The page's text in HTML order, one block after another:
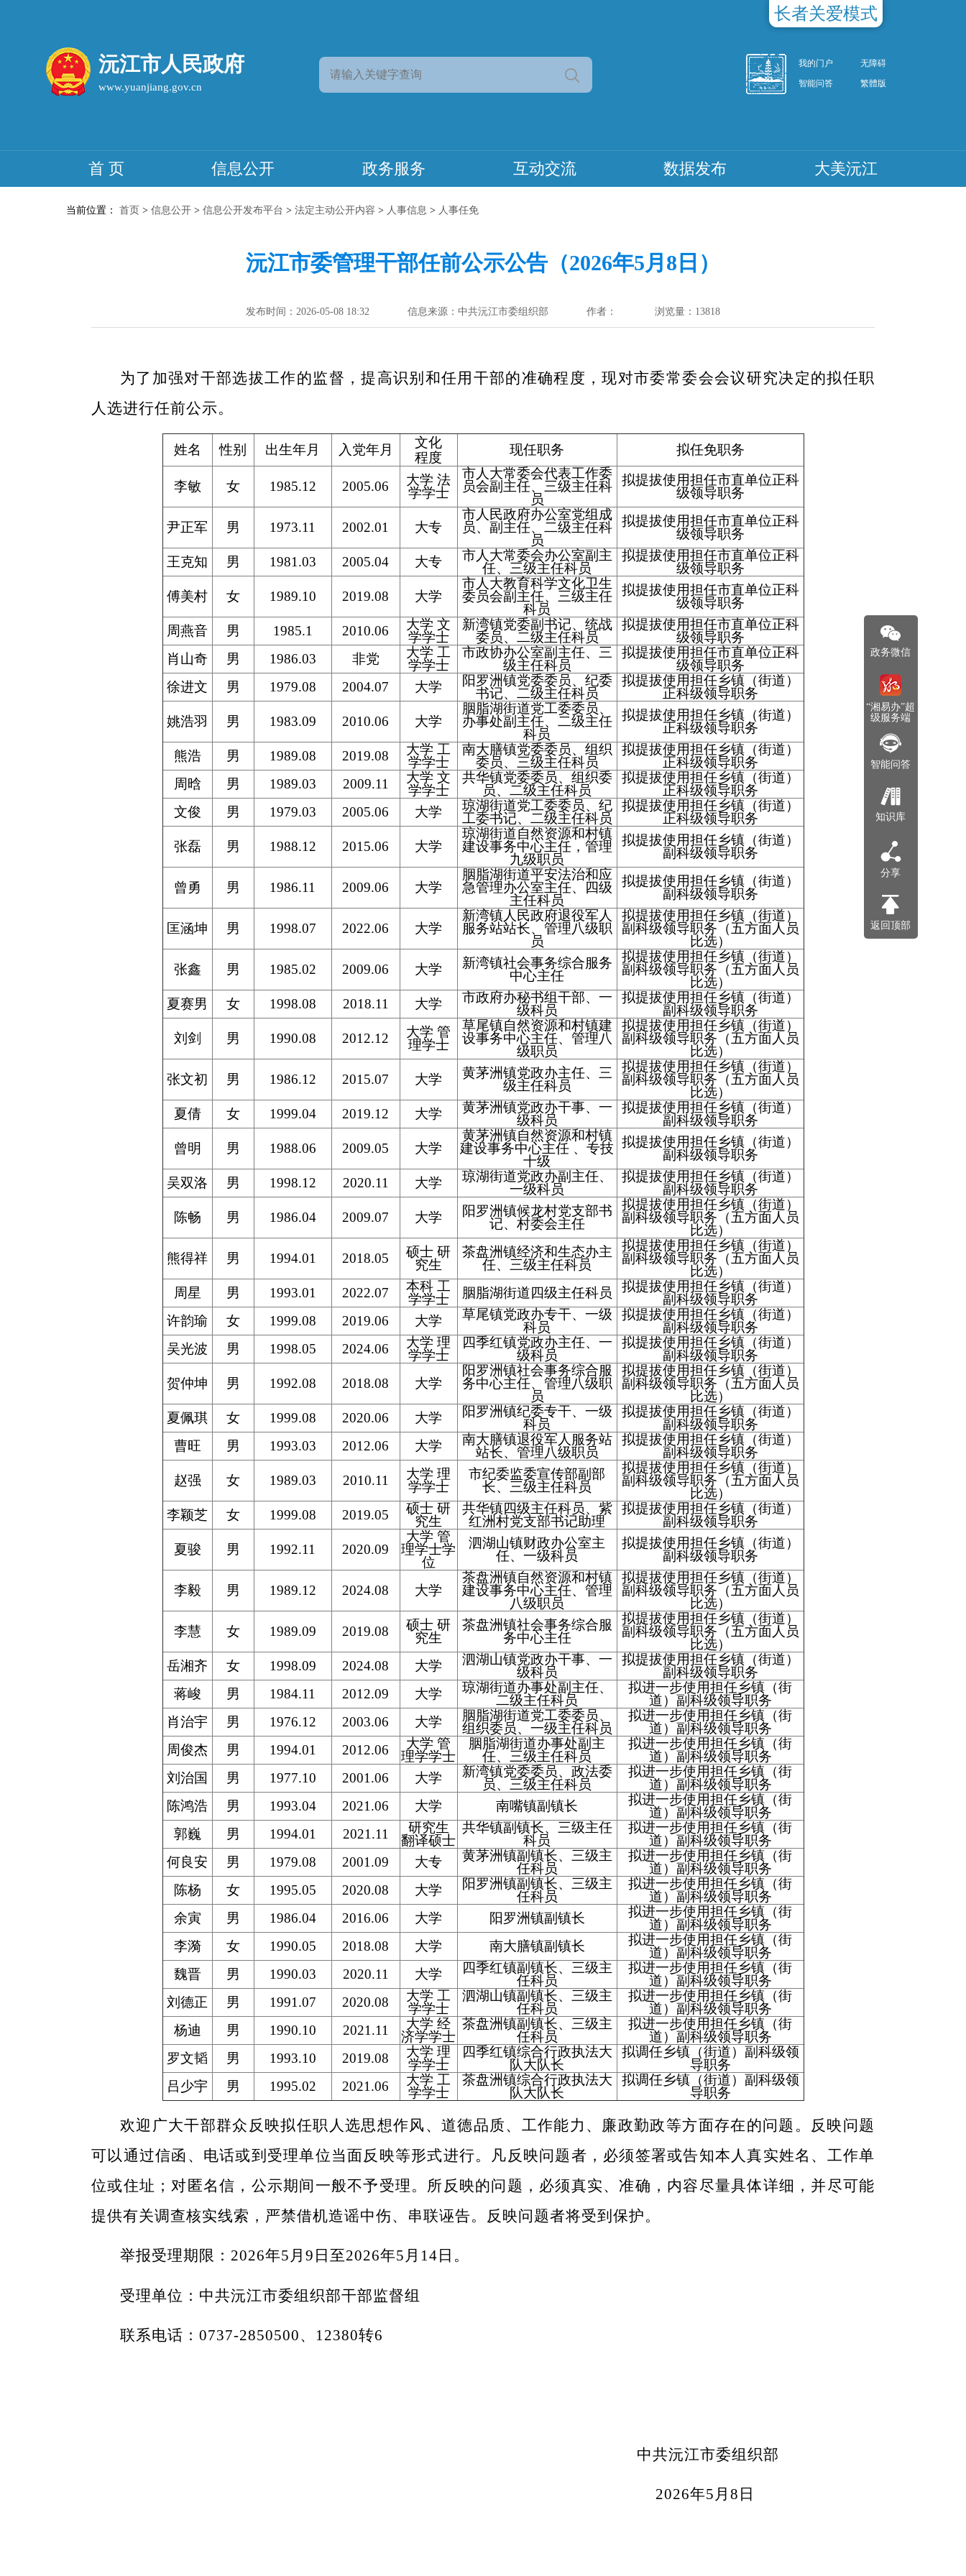
沅江市人民政府 我的门户
无障碍
智能问答
繁體版
首 页 信息公开 政务服务 互动交流 数据发布 大美沅江
当前位置： 首页 > 信息公开 > 信息公开发布平台 > 法定主动公开内容 > 人事信息 > 人事任免
沅江市委管理干部任前公示公告（2026年5月8日）
发布时间：2026-05-08 18:32 信息来源：中共沅江市委组织部 作者： 浏览量： 13818
为了加强对干部选拔工作的监督，提高识别和任用干部的准确程度，现对市委常委会会议研究决定的拟任职
人选进行任前公示。
姓名 性别 出生年月 入党年月
文化
程度
现任职务 拟任免职务
李敏 女 1985.12 2005.06
大学 法
学学士
市人大常委会代表工作委
员会副主任、三级主任科
员
拟提拔使用担任市直单位正科
级领导职务
尹正军 男 1973.11 2002.01 大专
市人民政府办公室党组成
员、副主任、二级主任科
员
拟提拔使用担任市直单位正科
级领导职务
王克知
男 1981.03 2005.04 大专
市人大常委会办公室副主
任、三级主任科员
拟提拔使用担任市直单位正科
级领导职务
傅美村
女 1989.10 2019.08 大学
市人大教育科学文化卫生
委员会副主任、三级主任
科员
拟提拔使用担任市直单位正科
级领导职务
周燕音
男 1985.1 2010.06
大学 文
学学士
新湾镇党委副书记、统战
委员、二级主任科员
拟提拔使用担任市直单位正科
级领导职务
肖山奇
男 1986.03 非党
大学 工
学学士
市政协办公室副主任、三
级主任科员
拟提拔使用担任市直单位正科
级领导职务
徐进文
男 1979.08 2004.07 大学
阳罗洲镇党委委员、纪委
书记、二级主任科员
拟提拔使用担任乡镇（街道）
正科级领导职务
姚浩羽
男 1983.09 2010.06 大学
胭脂湖街道党工委委员、
办事处副主任、二级主任
科员
拟提拔使用担任乡镇（街道）
正科级领导职务
熊浩
男 1989.08 2019.08
大学 工
学学士
南大膳镇党委委员、组织
委员、三级主任科员
拟提拔使用担任乡镇（街道）
正科级领导职务
周晗
男 1989.03 2009.11
大学 文
学学士
共华镇党委委员、组织委
员、二级主任科员
拟提拔使用担任乡镇（街道）
正科级领导职务
文俊
男 1979.03 2005.06 大学
琼湖街道党工委委员、纪
工委书记、二级主任科员
拟提拔使用担任乡镇（街道）
正科级领导职务
张磊
男 1988.12 2015.06 大学
琼湖街道自然资源和村镇
建设事务中心主任，管理
九级职员
拟提拔使用担任乡镇（街道）
副科级领导职务
曾勇 男 1986.11 2009.06 大学
胭脂湖街道平安法治和应
急管理办公室主任、四级
主任科员
拟提拔使用担任乡镇（街道）
副科级领导职务
匡涵坤 男 1998.07 2022.06 大学
新湾镇人民政府退役军人
服务站站长、管理八级职
员
拟提拔使用担任乡镇（街道）
副科级领导职务（五方面人员
比选）
张鑫
男 1985.02 2009.06 大学
新湾镇社会事务综合服务
中心主任
拟提拔使用担任乡镇（街道）
副科级领导职务（五方面人员
比选）
夏赛男
女 1998.08 2018.11 大学
市政府办秘书组干部、一
级科员
拟提拔使用担任乡镇（街道）
副科级领导职务
刘剑
男 1990.08 2012.12
大学 管
理学士
草尾镇自然资源和村镇建
设事务中心主任、管理八
级职员
拟提拔使用担任乡镇（街道）
副科级领导职务（五方面人员
比选）
张文初
男 1986.12 2015.07 大学
黄茅洲镇党政办主任、三
级主任科员
拟提拔使用担任乡镇（街道）
副科级领导职务（五方面人员
比选）
夏倩
女 1999.04 2019.12 大学
黄茅洲镇党政办干事、一
级科员
拟提拔使用担任乡镇（街道）
副科级领导职务
曾明
男 1988.06 2009.05 大学
黄茅洲镇自然资源和村镇
建设事务中心主任 、专技
十级
拟提拔使用担任乡镇（街道）
副科级领导职务
吴双洛
男 1998.12 2020.11 大学
琼湖街道党政办副主任、
一级科员
拟提拔使用担任乡镇（街道）
副科级领导职务
陈畅
男 1986.04 2009.07 大学
阳罗洲镇候龙村党支部书
记、村委会主任
拟提拔使用担任乡镇（街道）
副科级领导职务（五方面人员
比选）
熊得祥
男 1994.01 2018.05
硕士 研
究生
茶盘洲镇经济和生态办主
任、三级主任科员
拟提拔使用担任乡镇（街道）
副科级领导职务（五方面人员
比选）
周星
男 1993.01 2022.07
本科 工
学学士
胭脂湖街道四级主任科员
拟提拔使用担任乡镇（街道）
副科级领导职务
许韵瑜
女 1999.08 2019.06 大学
草尾镇党政办专干、一级
科员
拟提拔使用担任乡镇（街道）
副科级领导职务
吴光波
男 1998.05 2024.06
大学 理
学学士
四季红镇党政办主任、一
级科员
拟提拔使用担任乡镇（街道）
副科级领导职务
贺仲坤
男 1992.08 2018.08 大学
阳罗洲镇社会事务综合服
务中心主任、管理八级职
员
拟提拔使用担任乡镇（街道）
副科级领导职务（五方面人员
比选）
夏佩琪
女 1999.08 2020.06 大学
阳罗洲镇纪委专干、一级
科员
拟提拔使用担任乡镇（街道）
副科级领导职务
曹旺
男 1993.03 2012.06 大学
南大膳镇退役军人服务站
站长、管理八级职员
拟提拔使用担任乡镇（街道）
副科级领导职务
赵强
女 1989.03 2010.11
大学 理
学学士
市纪委监委宣传部副部
长、三级主任科员
拟提拔使用担任乡镇（街道）
副科级领导职务（五方面人员
比选）
李颖芝
女 1999.08 2019.05
硕士 研
究生
共华镇四级主任科员、紫
红洲村党支部书记助理
拟提拔使用担任乡镇（街道）
副科级领导职务
夏骏
男 1992.11 2020.09
大学 管
理学士学
位
泗湖山镇财政办公室主
任、一级科员
拟提拔使用担任乡镇（街道）
副科级领导职务
李毅 男 1989.12 2024.08 大学
茶盘洲镇自然资源和村镇
建设事务中心主任、管理
八级职员
拟提拔使用担任乡镇（街道）
副科级领导职务（五方面人员
比选）
李慧
女 1989.09 2019.08
硕士 研
究生
茶盘洲镇社会事务综合服
务中心主任
拟提拔使用担任乡镇（街道）
副科级领导职务（五方面人员
比选）
岳湘齐
女 1998.09 2024.08 大学
泗湖山镇党政办干事、一
级科员
拟提拔使用担任乡镇（街道）
副科级领导职务
蒋峻
男 1984.11 2012.09 大学
琼湖街道办事处副主任、
二级主任科员
拟进一步使用担任乡镇（街
道）副科级领导职务
肖治宇
男 1976.12 2003.06 大学
胭脂湖街道党工委委员、
组织委员、一级主任科员
拟进一步使用担任乡镇（街
道）副科级领导职务
周俊杰
男 1994.01 2012.06
大学 管
理学学士
胭脂湖街道办事处副主
任、三级主任科员
拟进一步使用担任乡镇（街
道）副科级领导职务
刘治国
男 1977.10 2001.06 大学
新湾镇党委委员、政法委
员、三级主任科员
拟进一步使用担任乡镇（街
道）副科级领导职务
陈鸿浩
男 1993.04 2021.06 大学 南嘴镇副镇长
拟进一步使用担任乡镇（街
道）副科级领导职务
郭巍
男 1994.01 2021.11
研究生
翻译硕士
共华镇副镇长、三级主任
科员
拟进一步使用担任乡镇（街
道）副科级领导职务
何良安
男 1979.08 2001.09 大专
黄茅洲镇副镇长、三级主
任科员
拟进一步使用担任乡镇（街
道）副科级领导职务
陈杨
女 1995.05 2020.08 大学
阳罗洲镇副镇长、三级主
任科员
拟进一步使用担任乡镇（街
道）副科级领导职务
余寅
男 1986.04 2016.06 大学 阳罗洲镇副镇长
拟进一步使用担任乡镇（街
道）副科级领导职务
李漪
女 1990.05 2018.08 大学 南大膳镇副镇长
拟进一步使用担任乡镇（街
道）副科级领导职务
魏晋
男 1990.03 2020.11 大学
四季红镇副镇长、三级主
任科员
拟进一步使用担任乡镇（街
道）副科级领导职务
刘德正
男 1991.07 2020.08
大学 工
学学士
泗湖山镇副镇长、三级主
任科员
拟进一步使用担任乡镇（街
道）副科级领导职务
杨迪
男 1990.10 2021.11
大学 经
济学学士
茶盘洲镇副镇长、三级主
任科员
拟进一步使用担任乡镇（街
道）副科级领导职务
罗文韬
男 1993.10 2019.08
大学 理
学学士
四季红镇综合行政执法大
队大队长
拟调任乡镇（街道）副科级领
导职务
吕少宇
男 1995.02 2021.06
大学 工
学学士
茶盘洲镇综合行政执法大
队大队长
拟调任乡镇（街道）副科级领
导职务
欢迎广大干部群众反映拟任职人选思想作风、道德品质、工作能力、廉政勤政等方面存在的问题。反映问题
可以通过信函、电话或到受理单位当面反映等形式进行。凡反映问题者，必须签署或告知本人真实姓名、工作单
位或住址；对匿名信，公示期间一般不予受理。所反映的问题，必须真实、准确，内容尽量具体详细，并尽可能
提供有关调查核实线索，严禁借机造谣中伤、串联诬告。反映问题者将受到保护。
举报受理期限：2026年5月9日至2026年5月14日。
受理单位：中共沅江市委组织部干部监督组
联系电话：0737-2850500、12380转6
中共沅江市委组织部
2026年5月8日
长者关爱模式
政务微信
“湘易办”超
级服务端
智能问答
知识库
分享
返回顶部